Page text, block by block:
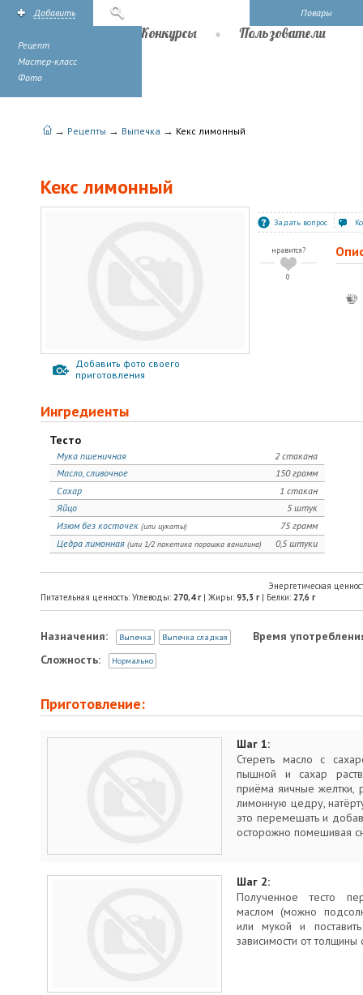
Повары
Добавить
Рецепт
Мастер-класс
Фото
Конкурсы Пользователи
→ Рецепты → Выпечка → Кекс лимонный
Кекс лимонный
Добавить фото своего
приготовления
Задать вопрос
нравится?
0
Ингредиенты
Тесто
2 стакана
Мука пшеничная
150 грамм
Масло, сливочное
1 стакан
Сахар
5 штук
Яйцо
75 грамм
Изюм без косточек (или цукаты)
0,5 штуки
Цедра лимонная (или 1/2 пакетика порошка ванилина)
Энергетическая
Питательная ценность: Углеводы: 270,4г| Жиры: 93,3 г| Белки: 27,6 г
Назначения: Выпечка Выпечка сладкая
Время
Сложность:
Нормально
Приготовление:
Шаг 1:
Стереть масло с
пышной и сахар
приёма яичные желтки,
лимонную цедру,
это перемешать и
осторожно помешивая
Шаг 2:
Полученное тесто
маслом (можно
или мукой и
зависимости от толщины